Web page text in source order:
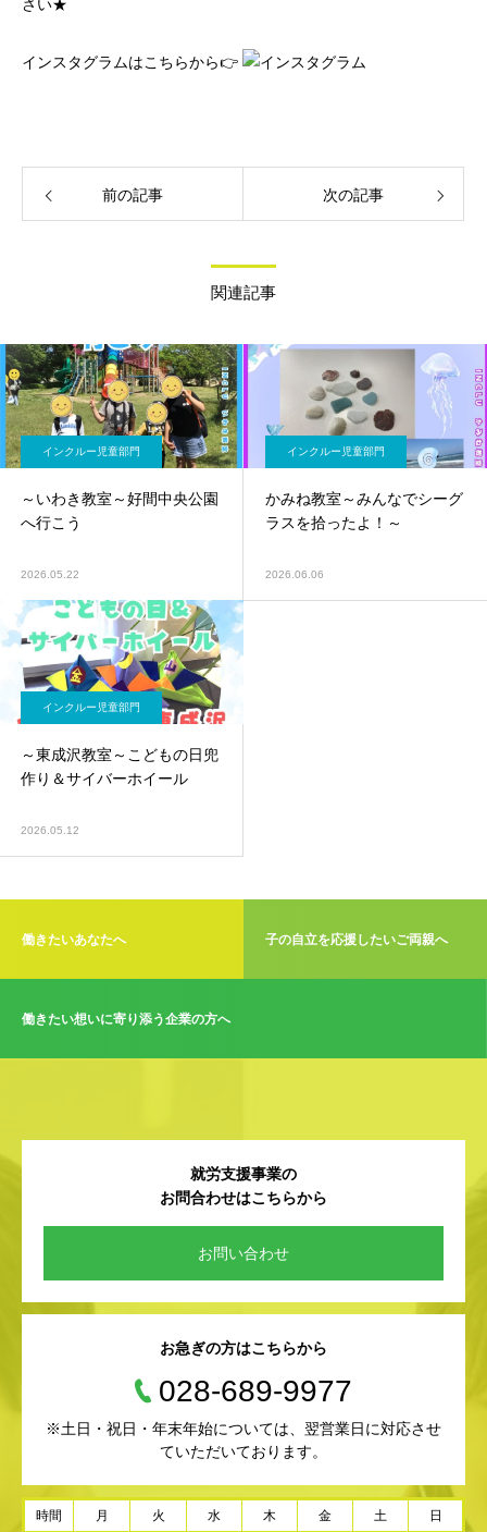
さい★
インスタグラムはこちらから👉
前の記事 次の記事
関連記事
インクルー児童部門
～いわき教室～好間中央公園
へ行こう
2026.05.22
インクルー児童部門
かみね教室～みんなでシーグ
ラスを拾ったよ！～
2026.06.06
インクルー児童部門
～東成沢教室～こどもの日兜
作り＆サイバーホイール
2026.05.12
働きたいあなたへ 子の自立を応援したいご両親へ
働きたい想いに寄り添う企業の方へ
就労支援事業の
お問合わせはこちらから
お問い合わせ
お急ぎの方はこちらから
028-689-9977
※土日・祝日・年末年始については、翌営業日に対応させ
ていただいております。
時間 月 火 水 木 金 土 日